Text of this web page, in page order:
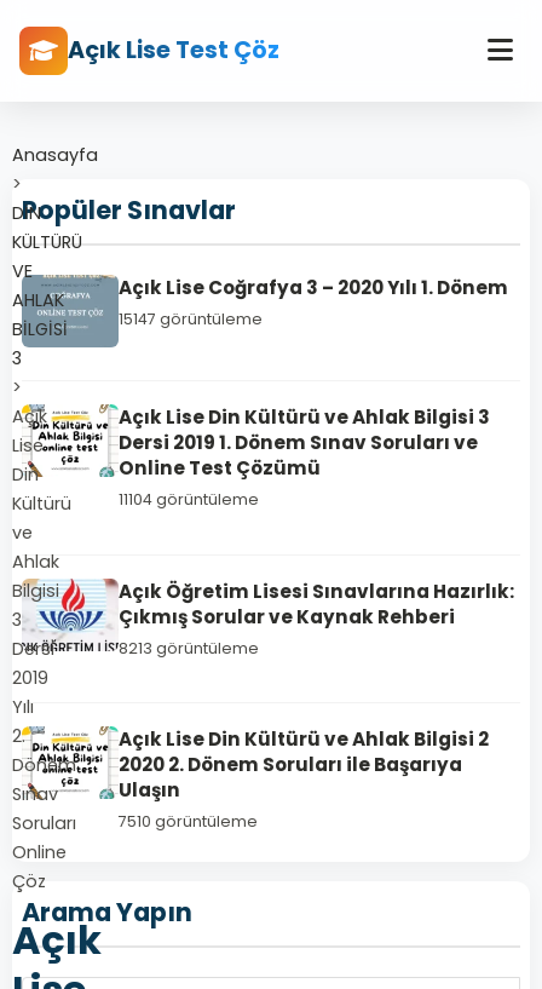
Açık Lise Test Çöz
Anasayfa
>
DİN
KÜLTÜRÜ
VE
AHLAK
BİLGİSİ
3
>
Açık
Lise
Din
Kültürü
ve
Ahlak
Bilgisi
3
Dersi
2019
Yılı
2.
Dönem
Sınav
Soruları
Online
Çöz
Açık
Popüler Sınavlar
Açık Lise Coğrafya 3 – 2020 Yılı 1. Dönem
15147 görüntüleme
Açık Lise Din Kültürü ve Ahlak Bilgisi 3
Dersi 2019 1. Dönem Sınav Soruları ve
Online Test Çözümü
11104 görüntüleme
Açık Öğretim Lisesi Sınavlarına Hazırlık:
Çıkmış Sorular ve Kaynak Rehberi
8213 görüntüleme
Açık Lise Din Kültürü ve Ahlak Bilgisi 2
2020 2. Dönem Soruları ile Başarıya
Ulaşın
7510 görüntüleme
Arama Yapın